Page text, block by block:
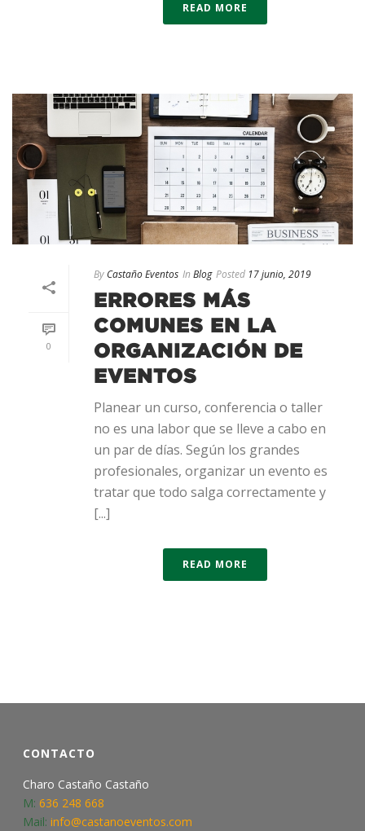
READ MORE
0
By Castaño Eventos In Blog Posted 17 junio, 2019
ERRORES MÁS
COMUNES EN LA
ORGANIZACIÓN DE
EVENTOS
Planear un curso, conferencia o taller
no es una labor que se lleve a cabo en
un par de días. Según los grandes
profesionales, organizar un evento es
tratar que todo salga correctamente y
[...]
READ MORE
CONTACTO
Charo Castaño Castaño
M: 636 248 668
Mail: info@castanoeventos.com